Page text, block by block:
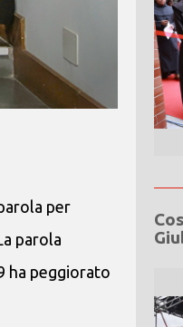
per
parola
ha peggiorato